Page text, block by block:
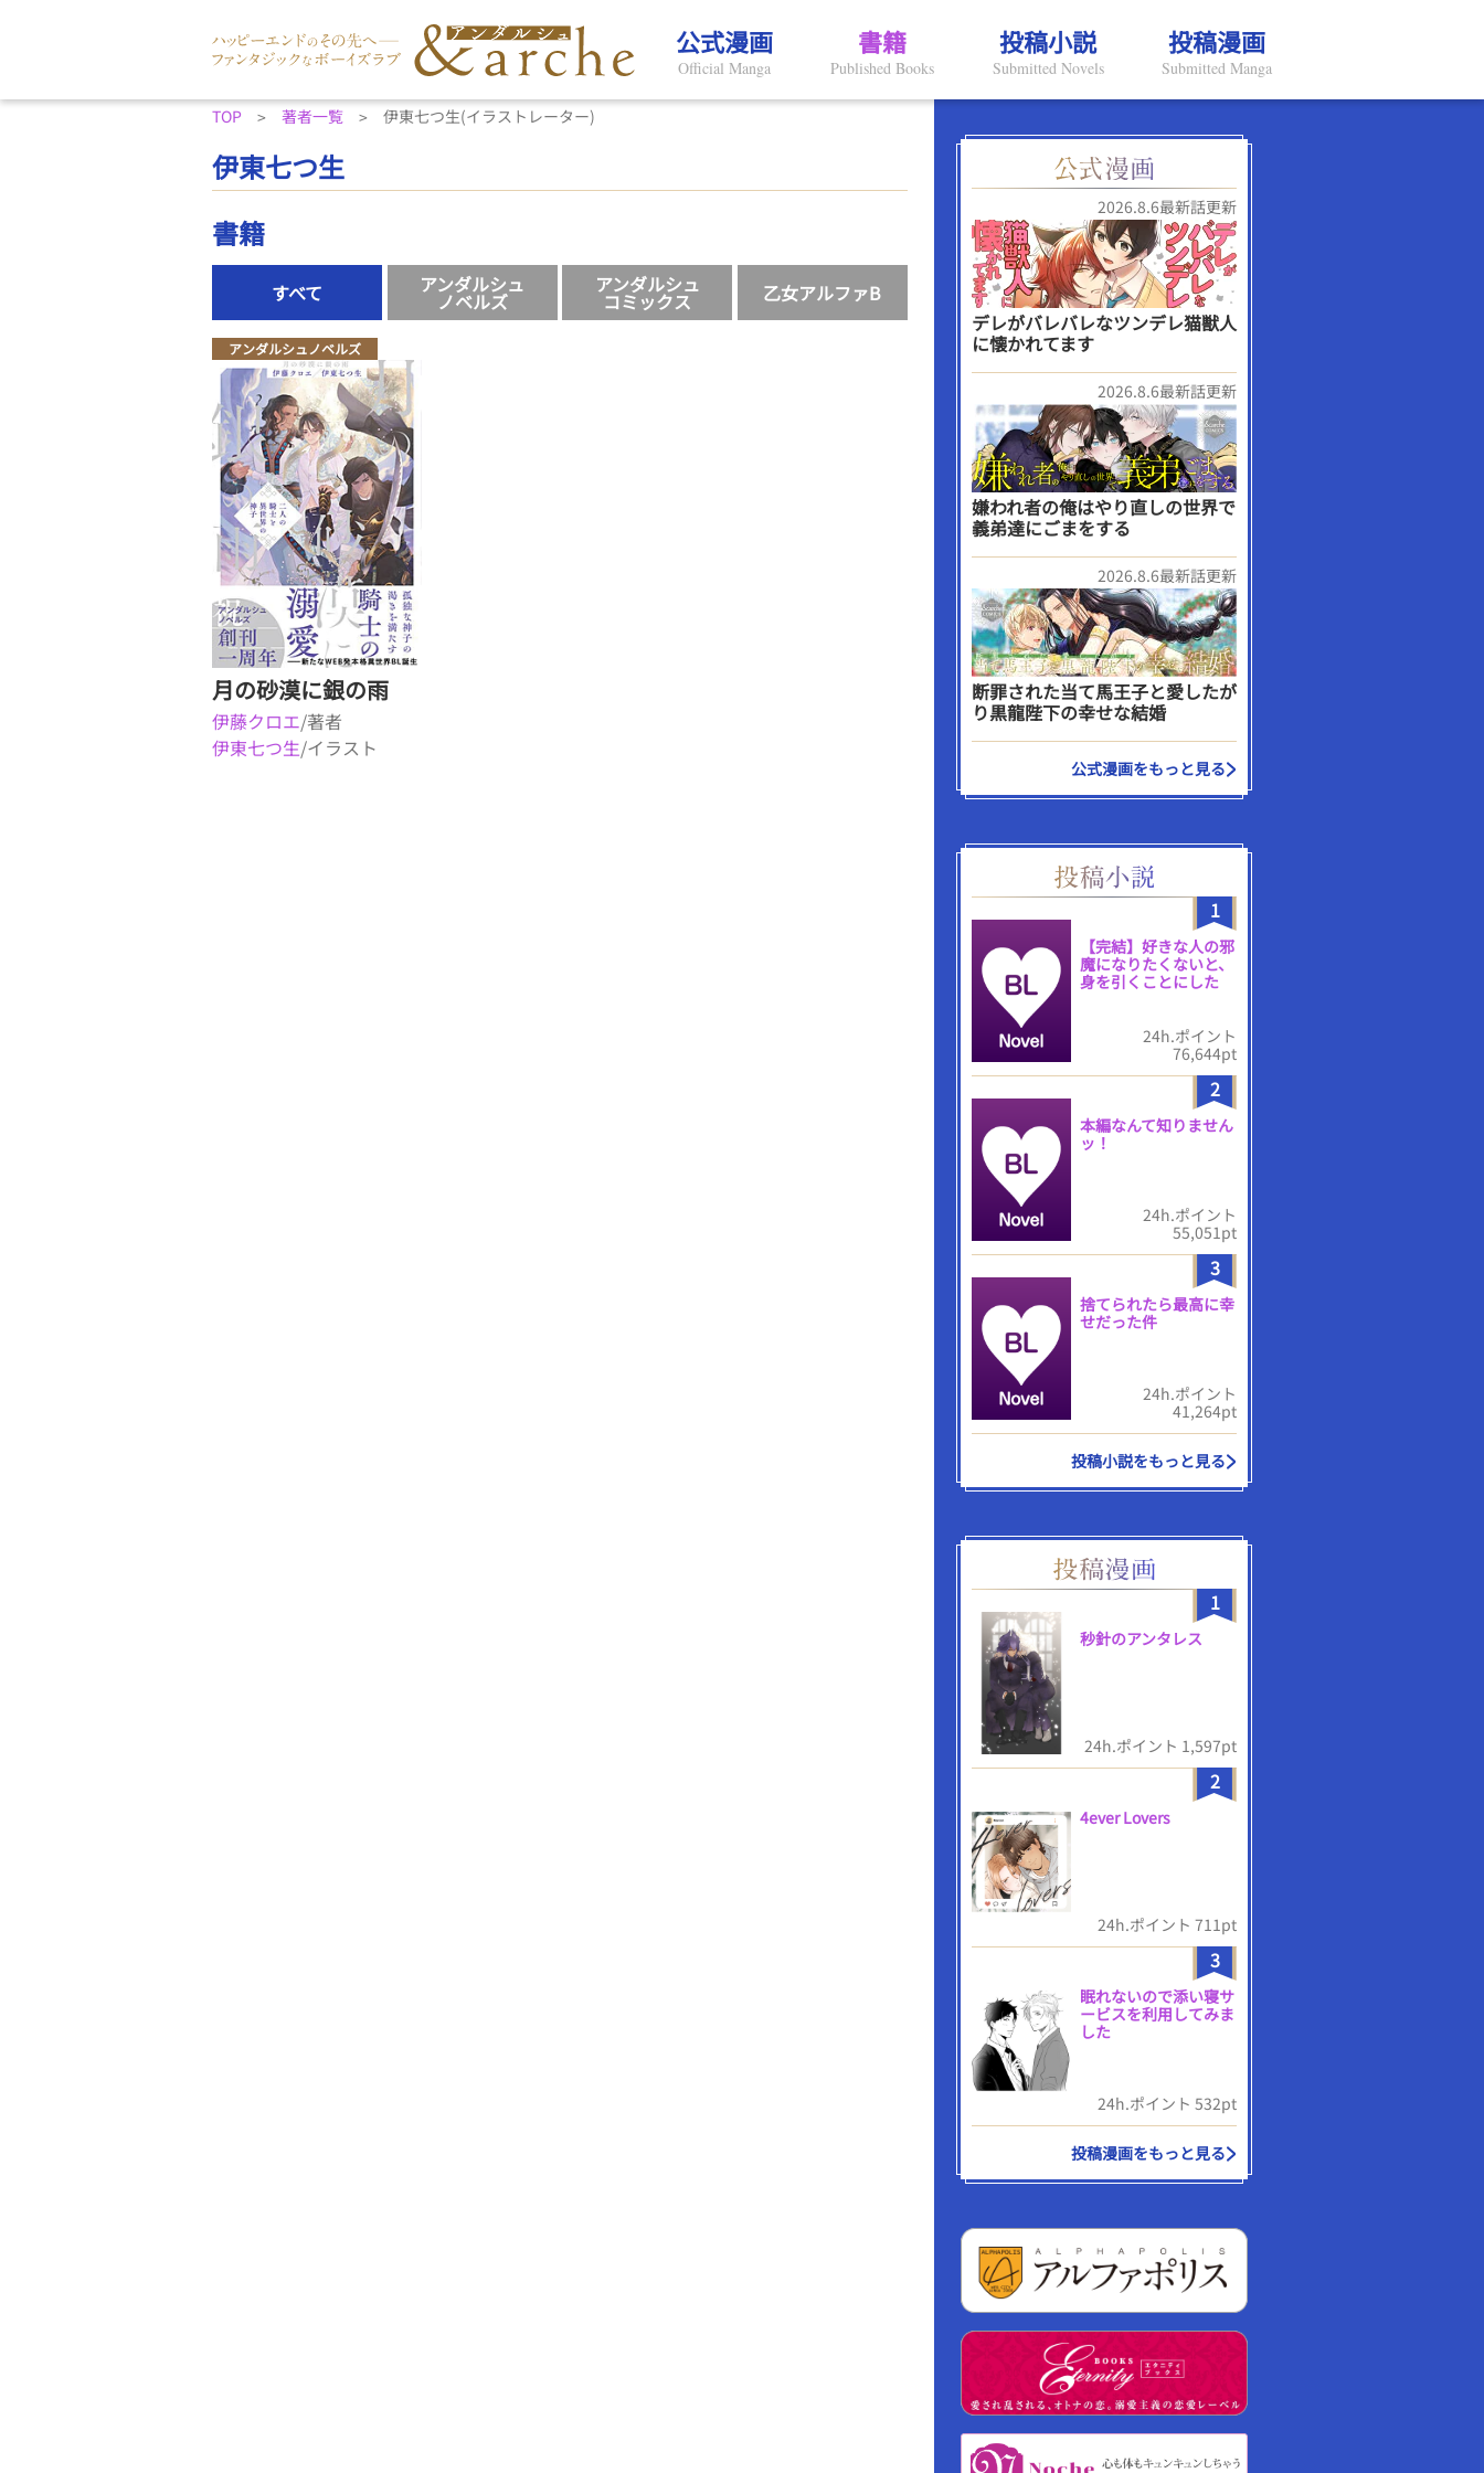
公式漫画
Official Manga
書籍
Published Books
投稿小説
Submitted Novels
投稿漫画
Submitted Manga
TOP 著者一覧 伊東七つ生(イラストレーター)
伊東七つ生
書籍
すべて アンダルシュ
ノベルズ
アンダルシュ
コミックス 乙女アルファB
アンダルシュノベルズ
月の砂漠に銀の雨
伊藤クロエ/著者
伊東七つ生/イラスト
2026.8.6最新話更新
デレがバレバレなツンデレ猫獣人
に懐かれてます
2026.8.6最新話更新
嫌われ者の俺はやり直しの世界で
義弟達にごまをする
2026.8.6最新話更新
断罪された当て馬王子と愛したが
り黒龍陛下の幸せな結婚
公式漫画をもっと見る
1
【完結】好きな人の邪
魔になりたくないと、
身を引くことにした
24h.ポイント
76,644pt
2
本編なんて知りません
ッ！
24h.ポイント
55,051pt
3
捨てられたら最高に幸
せだった件
24h.ポイント
41,264pt
投稿小説をもっと見る
1
秒針のアンタレス
24h.ポイント 1,597pt
2
4ever Lovers
24h.ポイント 711pt
3
眠れないので添い寝サ
ービスを利用してみま
した
24h.ポイント 532pt
投稿漫画をもっと見る